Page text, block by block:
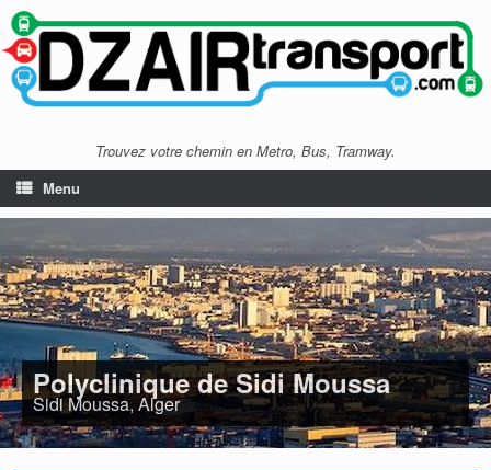
Trouvez votre chemin en Metro, Bus, Tramway.
Menu
Polyclinique de Sidi Moussa
Sidi Moussa, Alger